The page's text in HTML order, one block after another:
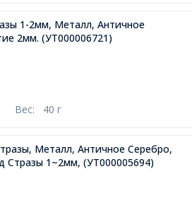
1-2мм, Металл, Античное
2мм. (УТ000006721)
Вес: 40 г
Металл, Античное Серебро,
Стразы 1~2мм, (УТ000005694)